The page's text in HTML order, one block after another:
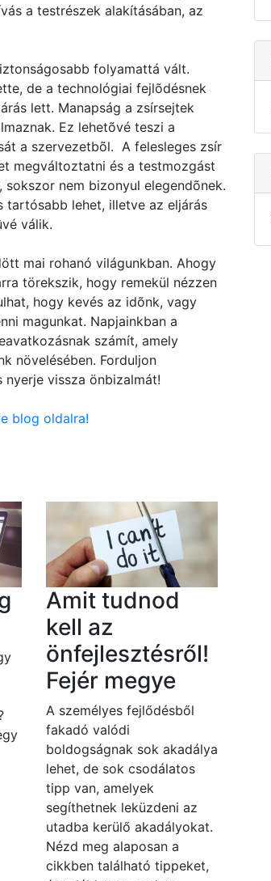
a testrészek alakításában, az
folyamattá vált.
de a technológiai fejlõdésnek
lett. Manapság a zsírsejtek
Ez lehetõvé teszi a
a szervezetbõl. A felesleges zsír
megváltoztatni és a testmozgást
nem bizonyul elegendõnek.
tartósabb lehet, illetve az eljárás
válik.
mai rohanó világunkban. Ahogy
törekszik, hogy remekül nézzen
hogy kevés az idõnk, vagy
magunkat. Napjainkban a
számít, amely
növelésében. Forduljon
vissza önbizalmát!
blog oldalra!
Amit tudnod
kell az
önfejlesztésről!
Fejér megye
A személyes fejlődésből
fakadó valódi
boldogságnak sok akadálya
lehet, de sok csodálatos
tipp van, amelyek
segíthetnek leküzdeni az
utadba kerülő akadályokat.
Nézd meg alaposan a
cikkben található tippeket,